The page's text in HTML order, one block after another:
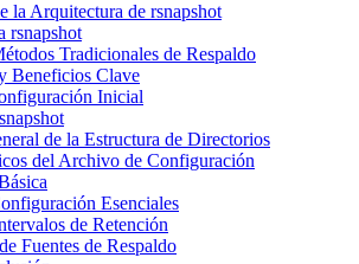
la Arquitectura de rsnapshot
rsnapshot
Tradicionales de Respaldo
Beneficios Clave
Inicial
de la Estructura de Directorios
del Archivo de Configuración
Esenciales
de Retención
Fuentes de Respaldo